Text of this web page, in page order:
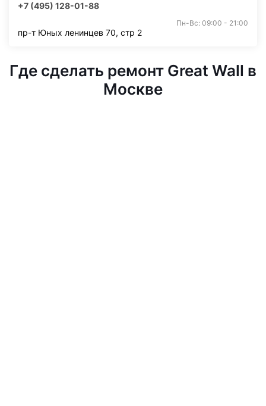
+7 (495) 128-01-88
Пн-Вс: 09:00 - 21:00
пр-т Юных ленинцев 70, стр 2
Где сделать ремонт Great Wall в
Москве